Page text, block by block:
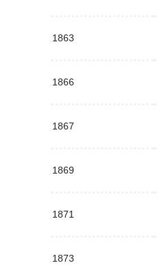
1863
1866
1867
1869
1871
1873